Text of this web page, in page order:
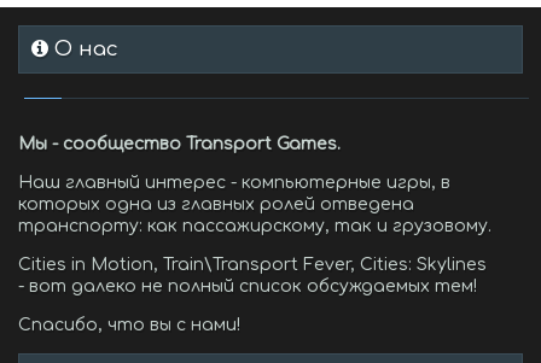
О нас
Мы - сообщество Transport Games.
Наш главный интерес - компьютерные игры, в
которых одна из главных ролей отведена
транспорту: как пассажирскому, так и грузовому.
Cities in Motion, Train\Transport Fever, Cities: Skylines
- вот далеко не полный список обсуждаемых тем!
Спасибо, что вы с нами!